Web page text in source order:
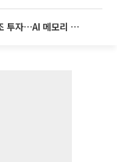
SK하이닉스, 용인·청주에 54조 투자…AI 메모리 생산기지 키운다